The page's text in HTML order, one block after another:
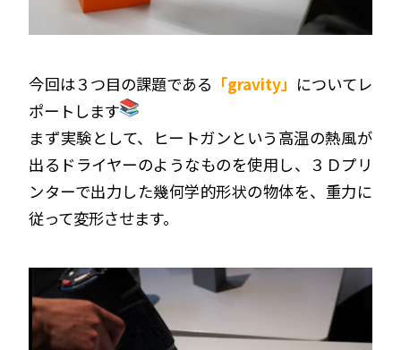
今回は３つ目の課題である 「gravity」 についてレ
ポートします
まず実験として、ヒートガンという高温の熱風が
出るドライヤーのようなものを使用し、３Ｄプリ
ンターで出力した幾何学的形状の物体を、重力に
従って変形させます。